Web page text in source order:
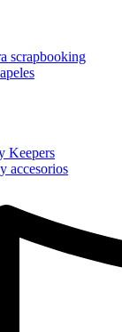
scrapbooking
Keepers
accesorios